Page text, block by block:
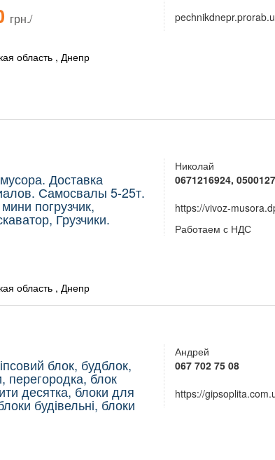
грн./
область , Днепр
Доставка
Самосвалы 5-25т.
погрузчик,
Грузчики.
область , Днепр
Николай
0671216924,
https://vivoz-
Работаем с НДС
блок, будблок,
перегородка, блок
десятка, блоки для
будівельні, блоки
Андрей
067 702 75 08
https://